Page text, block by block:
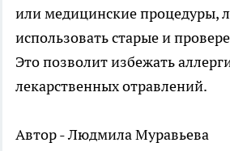
или медицинские процедуры,
использовать старые и
Это позволит избежать
лекарственных отравлений.
Автор - Людмила Муравьева